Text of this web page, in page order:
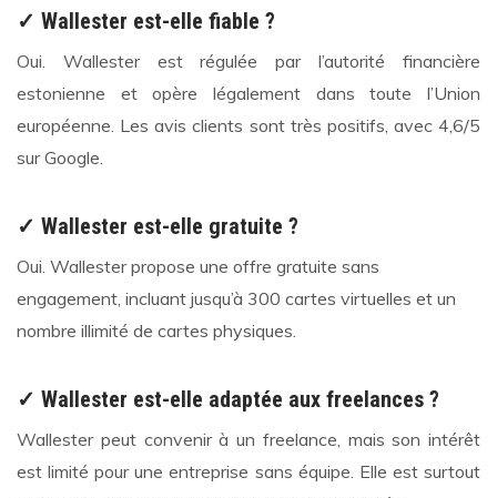
✓ Wallester est-elle fiable ?
Oui. Wallester est régulée par l’autorité financière
estonienne et opère légalement dans toute l’Union
européenne. Les avis clients sont très positifs, avec 4,6/5
sur Google.
✓ Wallester est-elle gratuite ?
Oui. Wallester propose une offre gratuite sans
engagement, incluant jusqu’à 300 cartes virtuelles et un
nombre illimité de cartes physiques.
✓ Wallester est-elle adaptée aux freelances ?
Wallester peut convenir à un freelance, mais son intérêt
est limité pour une entreprise sans équipe. Elle est surtout